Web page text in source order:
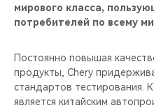
мирового класса,
потребителей по всему
Постоянно повышая
продукты, Chery
стандартов тестирования.
является китайским